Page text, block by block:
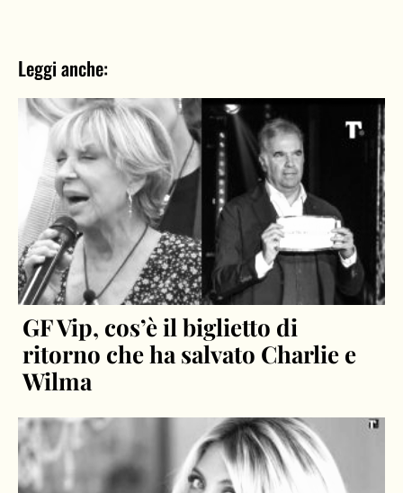
Leggi anche:
GF Vip, cos’è il biglietto di
ritorno che ha salvato Charlie e
Wilma